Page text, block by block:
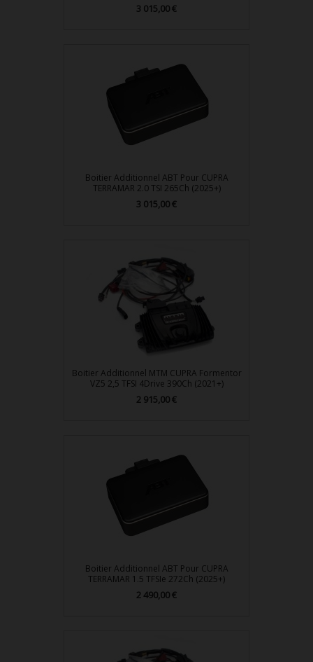
Prix
3 015,00 €
Boitier Additionnel ABT Pour CUPRA
TERRAMAR 2.0 TSI 265Ch (2025+)
Prix
3 015,00 €
Boitier Additionnel MTM CUPRA Formentor
VZ5 2,5 TFSI 4Drive 390Ch (2021+)
Prix
2 915,00 €
Boitier Additionnel ABT Pour CUPRA
TERRAMAR 1.5 TFSIe 272Ch (2025+)
Prix
2 490,00 €